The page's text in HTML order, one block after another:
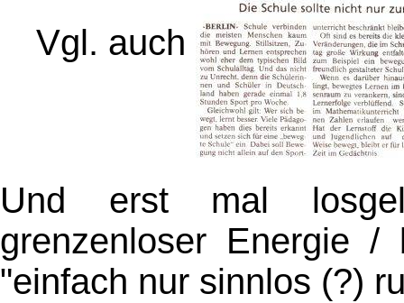
Vgl. auch
Und erst mal
grenzenloser Energie /
"einfach nur sinnlos (?)